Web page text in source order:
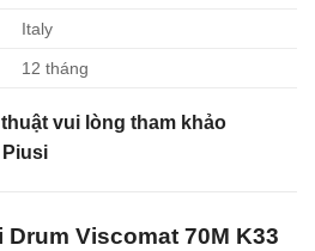
Italy
12 tháng
vui lòng tham khảo
Viscomat 70M K33